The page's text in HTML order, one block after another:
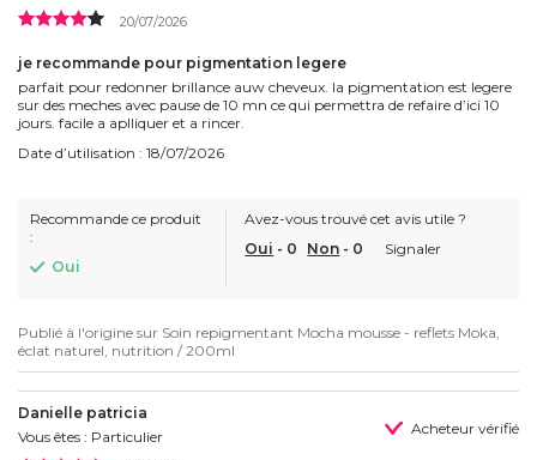
20/07/2026
je recommande pour pigmentation legere
parfait pour redonner brillance auw cheveux. la pigmentation est legere
sur des meches avec pause de 10 mn ce qui permettra de refaire d’ici 10
jours. facile a aplliquer et a rincer.
Date d’utilisation : 18/07/2026
Recommande ce produit
:
Oui
Avez-vous trouvé cet avis utile ?
Oui - 0 Non - 0 Signaler
Publié à l'origine sur Soin repigmentant Mocha mousse - reflets Moka,
éclat naturel, nutrition / 200ml
Danielle patricia
Vous êtes : Particulier
Acheteur vérifié